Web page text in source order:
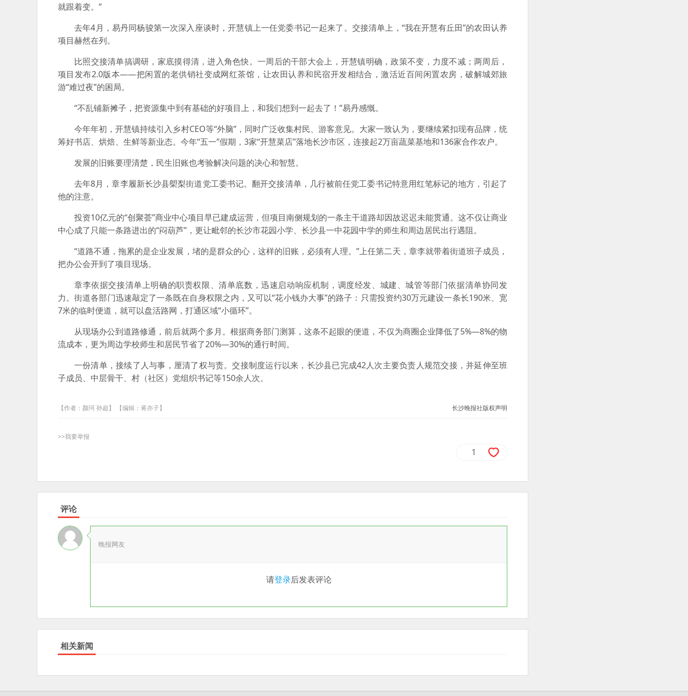
就跟着变。”
去年4月，易丹同杨骏第一次深入座谈时，开慧镇上一任党委书记一起来了。交接清单上，“我在开慧有丘田”的农田认养
项目赫然在列。
比照交接清单搞调研，家底摸得清，进入角色快。一周后的干部大会上，开慧镇明确，政策不变，力度不减；两周后，
项目发布2.0版本——把闲置的老供销社变成网红茶馆，让农田认养和民宿开发相结合，激活近百间闲置农房，破解城郊旅
游“难过夜”的困局。
“不乱铺新摊子，把资源集中到有基础的好项目上，和我们想到一起去了！”易丹感慨。
今年年初，开慧镇持续引入乡村CEO等“外脑”，同时广泛收集村民、游客意见。大家一致认为，要继续紧扣现有品牌，统
筹好书店、烘焙、生鲜等新业态。今年“五一”假期，3家“开慧菜店”落地长沙市区，连接起2万亩蔬菜基地和136家合作农户。
发展的旧账要理清楚，民生旧账也考验解决问题的决心和智慧。
去年8月，章李履新长沙县㮾梨街道党工委书记。翻开交接清单，几行被前任党工委书记特意用红笔标记的地方，引起了
他的注意。
投资10亿元的“创聚荟”商业中心项目早已建成运营，但项目南侧规划的一条主干道路却因故迟迟未能贯通。这不仅让商业
中心成了只能一条路进出的“闷葫芦”，更让毗邻的长沙市花园小学、长沙县一中花园中学的师生和周边居民出行遇阻。
“道路不通，拖累的是企业发展，堵的是群众的心，这样的旧账，必须有人理。”上任第二天，章李就带着街道班子成员，
把办公会开到了项目现场。
章李依据交接清单上明确的职责权限、清单底数，迅速启动响应机制，调度经发、城建、城管等部门依据清单协同发
力。街道各部门迅速敲定了一条既在自身权限之内，又可以“花小钱办大事”的路子：只需投资约30万元建设一条长190米、宽
7米的临时便道，就可以盘活路网，打通区域“小循环”。
从现场办公到道路修通，前后就两个多月。根据商务部门测算，这条不起眼的便道，不仅为商圈企业降低了5%—8%的物
流成本，更为周边学校师生和居民节省了20%—30%的通行时间。
一份清单，接续了人与事，厘清了权与责。交接制度运行以来，长沙县已完成42人次主要负责人规范交接，并延伸至班
子成员、中层骨干、村（社区）党组织书记等150余人次。
【作者：颜珂 孙超】 【编辑：蒋亦子】 长沙晚报社版权声明
>>我要举报
1
评论
晚报网友
请登录后发表评论
相关新闻